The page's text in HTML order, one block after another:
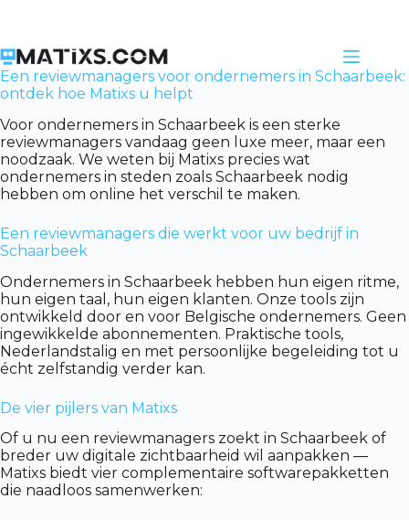
Een reviewmanagers voor ondernemers in Schaarbeek:
ontdek hoe Matixs u helpt
Voor ondernemers in Schaarbeek is een sterke
reviewmanagers vandaag geen luxe meer, maar een
noodzaak. We weten bij Matixs precies wat
ondernemers in steden zoals Schaarbeek nodig
hebben om online het verschil te maken.
Een reviewmanagers die werkt voor uw bedrijf in
Schaarbeek
Ondernemers in Schaarbeek hebben hun eigen ritme,
hun eigen taal, hun eigen klanten. Onze tools zijn
ontwikkeld door en voor Belgische ondernemers. Geen
ingewikkelde abonnementen. Praktische tools,
Nederlandstalig en met persoonlijke begeleiding tot u
écht zelfstandig verder kan.
De vier pijlers van Matixs
Of u nu een reviewmanagers zoekt in Schaarbeek of
breder uw digitale zichtbaarheid wil aanpakken —
Matixs biedt vier complementaire softwarepakketten
die naadloos samenwerken: